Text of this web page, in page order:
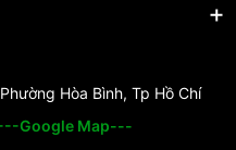
Hòa Bình, Tp Hồ Chí
Google Map---